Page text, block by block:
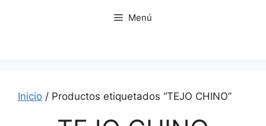
Menú
Inicio / Productos etiquetados “TEJO CHINO”